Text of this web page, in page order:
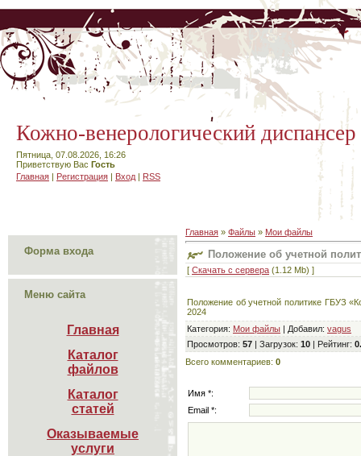
Кожно-венерологический
Пятница, 07.08.2026, 16:26
Приветствую Вас Гость
Главная | Регистрация | Вход | RSS
Форма входа
Меню сайта
Главная
Каталог
файлов
Каталог
статей
Оказываемые
услуги
Главная » Файлы » Мои файлы
Положение об учетной
[ Скачать с сервера (1.12 Mb) ]
Положение об учетной политике ГБУЗ
2024
Категория: Мои файлы | Добавил: vagus
Просмотров: 57 | Загрузок: 10 | Рейтинг:
Всего комментариев: 0
Имя *:
Email *: